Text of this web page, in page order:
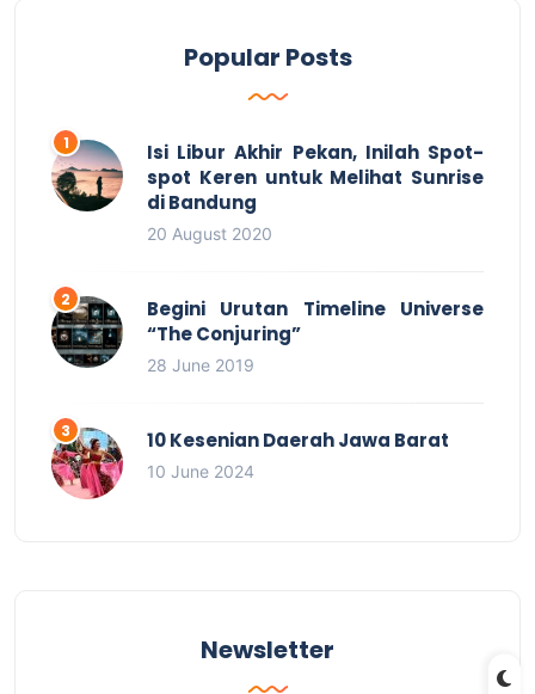
Popular Posts
Isi Libur Akhir Pekan, Inilah Spot-
spot Keren untuk Melihat Sunrise
di Bandung
20 August 2020
Begini Urutan Timeline Universe
“The Conjuring”
28 June 2019
10 Kesenian Daerah Jawa Barat
10 June 2024
Newsletter